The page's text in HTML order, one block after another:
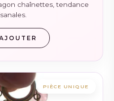
chaînettes, tendance
PIÈCE UNIQUE